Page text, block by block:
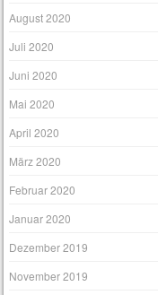
August 2020
Juli 2020
Juni 2020
Mai 2020
April 2020
März 2020
Februar 2020
Januar 2020
Dezember 2019
November 2019